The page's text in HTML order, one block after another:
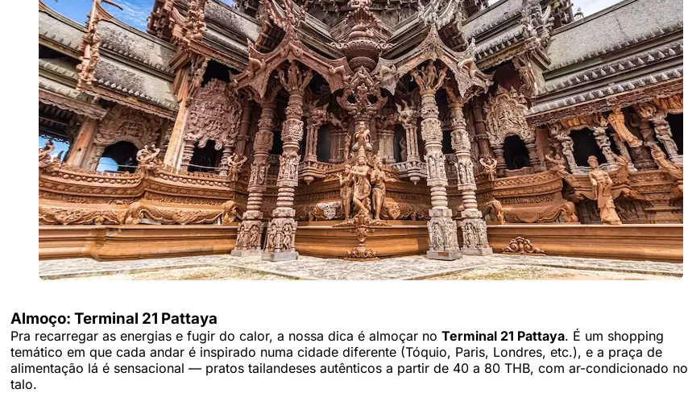
Almoço: Terminal 21 Pattaya
Pra recarregar as energias e fugir do calor, a nossa dica é almoçar no Terminal 21 Pattaya. É um shopping
temático em que cada andar é inspirado numa cidade diferente (Tóquio, Paris, Londres, etc.), e a praça de
alimentação lá é sensacional — pratos tailandeses autênticos a partir de 40 a 80 THB, com ar-condicionado no
talo.